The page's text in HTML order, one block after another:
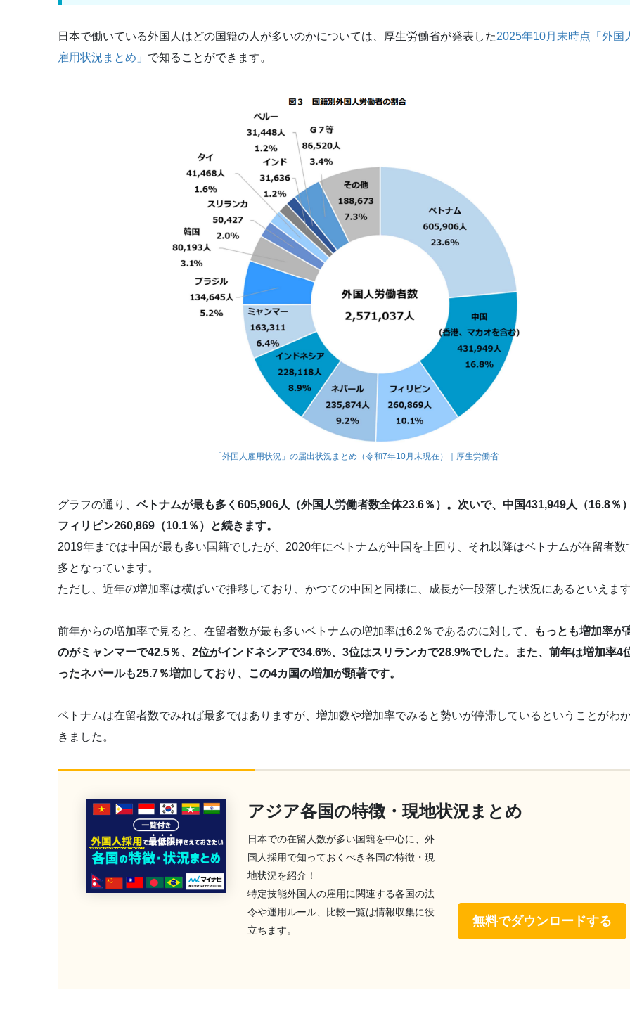
日本で働いている外国人はどの国籍の人が多いのかについては、厚生労働省が発表した2025年10月末時点「外国
雇用状況まとめ」 で知ることができます。
「外国人雇用状況」の届出状況まとめ（令和7年10月末現在）｜厚生労働省
グラフの通り、ベトナムが最も多く605,906人（外国人労働者数全体23.6％）。次いで、中国431,949人（16.8％
フィリピン260,869（10.1％）と続きます。
2019年までは中国が最も多い国籍でしたが、2020年にベトナムが中国を上回り、それ以降はベトナムが在留者数
多となっています。
ただし、近年の増加率は横ばいで推移しており、かつての中国と同様に、成長が一段落した状況にあるといえま
前年からの増加率で見ると、在留者数が最も多いベトナムの増加率は6.2％であるのに対して、
もっとも増加率が
のがミャンマーで42.5％、2位がインドネシアで34.6%、3位はスリランカで28.9%でした。また、前年は増加率4
ったネパールも25.7％増加しており、この4カ国の増加が顕著です。
ベトナムは在留者数でみれば最多ではありますが、増加数や増加率でみると勢いが停滞しているということがわ
きました。
アジア各国の特徴・現地状況まとめ
日本での在留人数が多い国籍を中心に、外
国人採用で知っておくべき各国の特徴・現
地状況を紹介！
特定技能外国人の雇用に関連する各国の法
令や運用ルール、比較一覧は情報収集に役
立ちます。
無料でダウンロードする